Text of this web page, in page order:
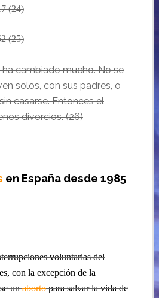
(24)
(25)
ha cambiado mucho. No se
solos, con sus padres, o
casarse. Entonces el
divorcios.(26)
en España desde 1985
voluntarias del
con la excepción de la
unabortopara salvar la vida de